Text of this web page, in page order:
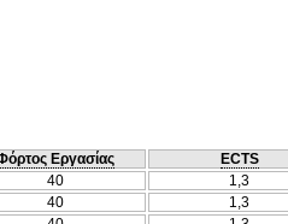
Εργασίας ECTS
40 1,3
40 1,3